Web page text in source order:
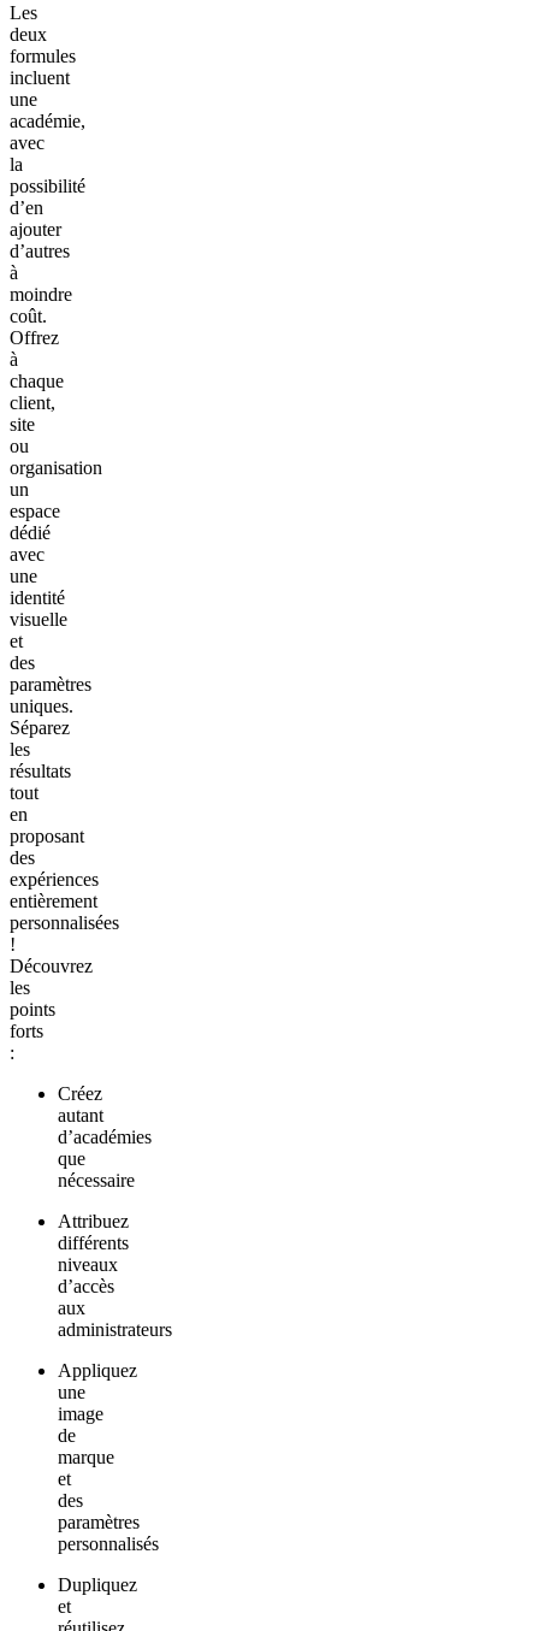
Les
deux
formules
incluent
une
académie,
avec
la
possibilité
d’en
ajouter
d’autres
à
moindre
coût.
Offrez
à
chaque
client,
site
ou
organisation
un
espace
dédié
avec
une
identité
visuelle
et
des
paramètres
uniques.
Séparez
les
résultats
tout
en
proposant
des
expériences
entièrement
personnalisées
!
Découvrez
les
points
forts
:
Créez
autant
d’académies
que
nécessaire
Attribuez
différents
niveaux
d’accès
aux
administrateurs
Appliquez
une
image
de
marque
et
des
paramètres
personnalisés
Dupliquez
et